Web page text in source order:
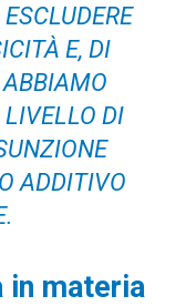
E, DI
DI
ADDITIVO
in materia